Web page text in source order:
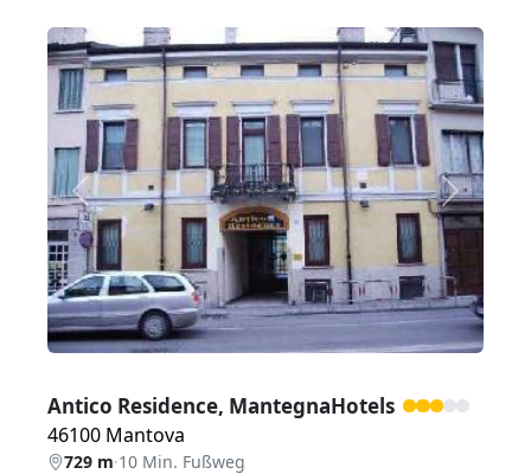
Zurück Weiter
Antico Residence, MantegnaHotels
46100 Mantova
729 m·10 Min. Fußweg